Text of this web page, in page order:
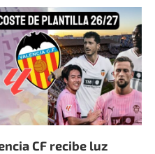
CF recibe luz